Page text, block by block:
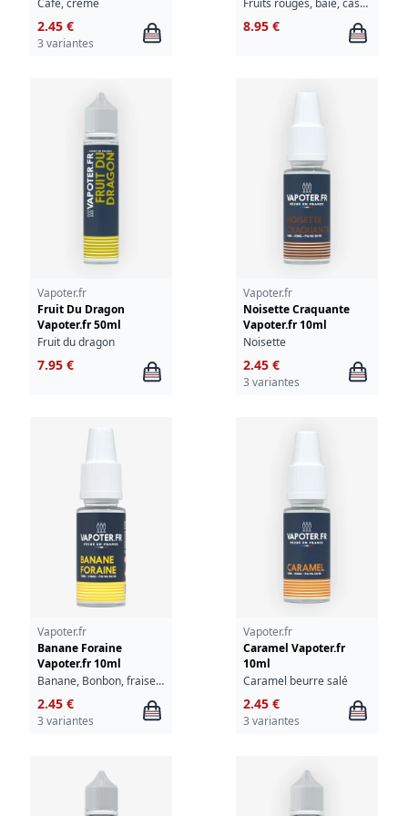
2.45 €
3 variantes
8.95 €
Vapoter.fr
Fruit Du Dragon
Vapoter.fr 50ml
Fruit du dragon
7.95 €
Vapoter.fr
Noisette Craquante
Vapoter.fr 10ml
Noisette
2.45 €
3 variantes
Vapoter.fr
Banane Foraine
Vapoter.fr 10ml
Banane, Bonbon, fraise, fraîcheur
2.45 €
3 variantes
Vapoter.fr
Caramel Vapoter.fr
10ml
Caramel beurre salé
2.45 €
3 variantes